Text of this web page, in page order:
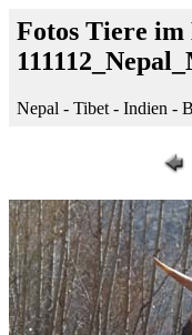
Fotos Tiere
Nepal - Tibet - Indien -